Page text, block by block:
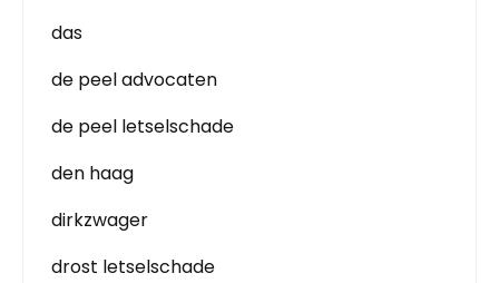
das
de peel advocaten
de peel letselschade
den haag
dirkzwager
drost letselschade